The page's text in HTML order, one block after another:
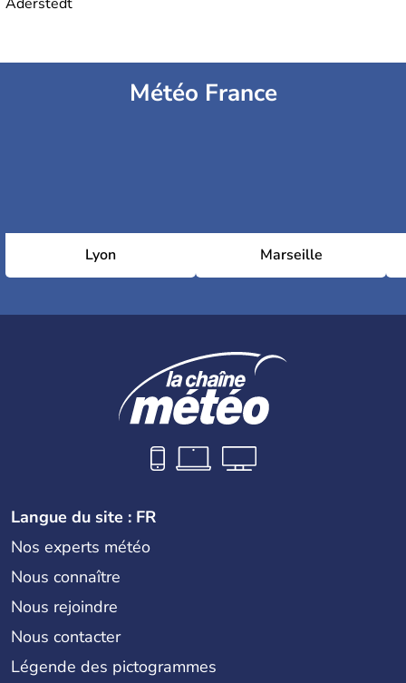
Météo France
Lyon Marseille
Langue du site : FR
Nos experts météo
Nous connaître
Nous rejoindre
Nous contacter
Légende des pictogrammes